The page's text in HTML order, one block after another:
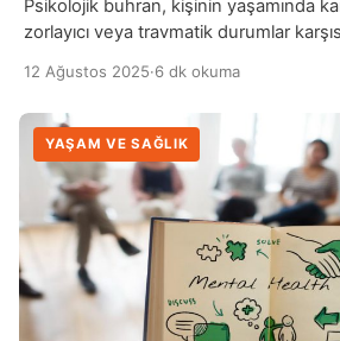
Psikolojik buhran, kişinin yaşamında
zorlayıcı veya travmatik durumlar
genellikle kişinin normal işleyişinin
hayatını sürdürmekte zorlandığı ve
ciddi şekilde sarsıldığı bir süreçtir.
kendini çaresiz, umutsuz ve yoğun bir
hissedebilir. Psikolojik buhran,
12 Ağustos 2025·6 dk okuma
YAŞAM VE SAĞLIK